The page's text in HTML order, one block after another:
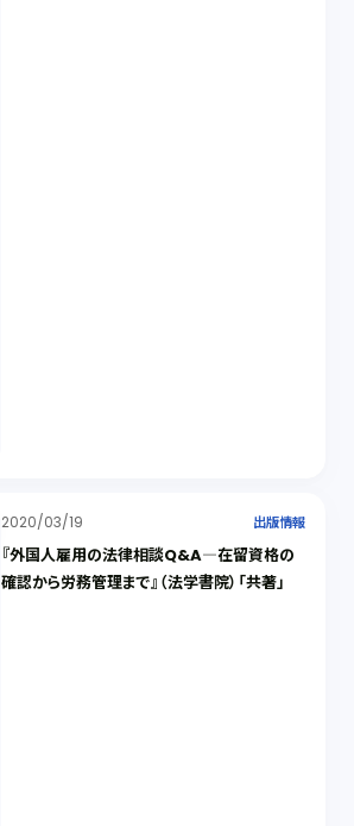
2020/03/19 出版情報
『外国人雇用の法律相談Q&A―在留資格の
確認から労務管理まで』（法学書院）「共著」